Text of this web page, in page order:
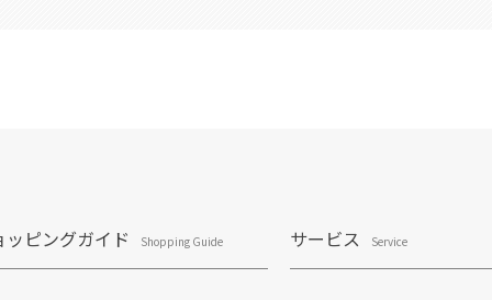
ッピングガイド Shopping Guide サービス Service